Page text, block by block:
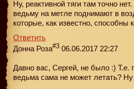
Ну, реактивной тяги там точно
ведьму на метле поднимают в
которые, как известно, способны
Ответить
Донна Роза#3 06.06.2017 22:27
Давно вас, Сергей, не было :) Т.е.
ведьма сама не может летать?